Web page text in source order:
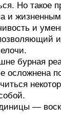
Но такое
и
и
бурная
—